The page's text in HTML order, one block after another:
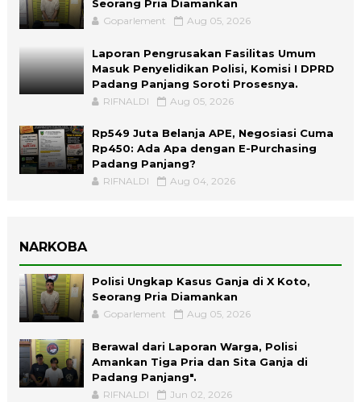
Seorang Pria Diamankan
Goparlement Aug 05, 2026
Laporan Pengrusakan Fasilitas Umum
Masuk Penyelidikan Polisi, Komisi I DPRD
Padang Panjang Soroti Prosesnya.
RIFNALDI Aug 05, 2026
Rp549 Juta Belanja APE, Negosiasi Cuma
Rp450: Ada Apa dengan E-Purchasing
Padang Panjang?
RIFNALDI Aug 04, 2026
NARKOBA
Polisi Ungkap Kasus Ganja di X Koto,
Seorang Pria Diamankan
Goparlement Aug 05, 2026
Berawal dari Laporan Warga, Polisi
Amankan Tiga Pria dan Sita Ganja di
Padang Panjang".
RIFNALDI Jun 02, 2026